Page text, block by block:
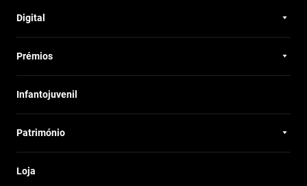
Digital
Prémios
Infantojuvenil
Património
Loja